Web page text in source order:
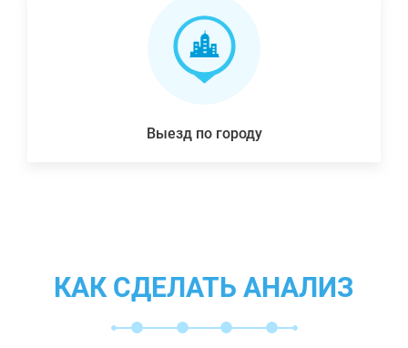
Выезд по городу
КАК СДЕЛАТЬ АНАЛИЗ